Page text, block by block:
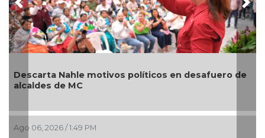
Nahle motivos políticos en desafuero de
de MC
2026 / 1:49 PM
Artistas
Previous